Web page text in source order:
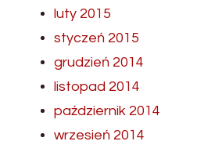
luty 2015
styczeń 2015
grudzień 2014
listopad 2014
październik 2014
wrzesień 2014